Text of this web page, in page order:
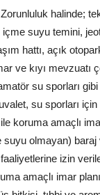
halinde;
suyu temini,
hattı, açık
ve kıyı
su sporları
su sporları
koruma amaçlı
olmayan) baraj
izin
amaçlı imar